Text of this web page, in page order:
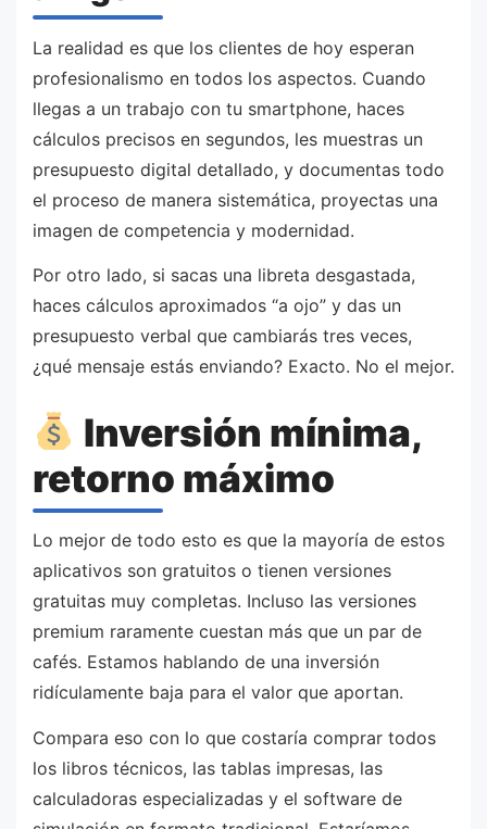
La realidad es que los clientes de hoy esperan
profesionalismo en todos los aspectos. Cuando
llegas a un trabajo con tu smartphone, haces
cálculos precisos en segundos, les muestras un
presupuesto digital detallado, y documentas todo
el proceso de manera sistemática, proyectas una
imagen de competencia y modernidad.
Por otro lado, si sacas una libreta desgastada,
haces cálculos aproximados “a ojo” y das un
presupuesto verbal que cambiarás tres veces,
¿qué mensaje estás enviando? Exacto. No el mejor.
Inversión mínima,
retorno máximo
Lo mejor de todo esto es que la mayoría de estos
aplicativos son gratuitos o tienen versiones
gratuitas muy completas. Incluso las versiones
premium raramente cuestan más que un par de
cafés. Estamos hablando de una inversión
ridículamente baja para el valor que aportan.
Compara eso con lo que costaría comprar todos
los libros técnicos, las tablas impresas, las
calculadoras especializadas y el software de